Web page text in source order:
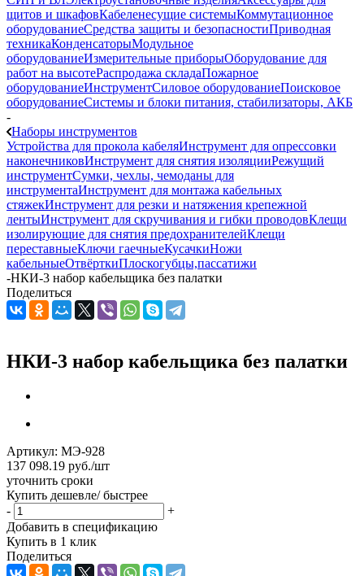
щитов и шкафовКабеленесущие системыКоммутационное
оборудованиеСредства защиты и безопасностиПриводная
техникаКонденсаторыМодульное
оборудованиеИзмерительные приборыОборудование для
работ на высотеРаспродажа складаПожарное
оборудованиеИнструментСиловое оборудованиеПоисковое
оборудованиеСистемы и блоки питания, стабилизаторы, АКБ
-
Наборы инструментов
Устройства для прокола кабеляИнструмент для опрессовки
наконечниковИнструмент для снятия изоляцииРежущий
инструментСумки, чехлы, чемоданы для
инструментаИнструмент для монтажа кабельных
стяжекИнструмент для резки и натяжения крепежной
лентыИнструмент для скручивания и гибки проводовКлещи
изолирующие для снятия предохранителейКлещи
переставныеКлючи гаечныеКусачкиНожи
кабельныеОтвёрткиПлоскогубцы,пассатижи
-НКИ-3 набор кабельщика без палатки
Поделиться
НКИ-3 набор кабельщика без палатки
Артикул: МЭ-928
137 098.19 руб./шт
уточнить сроки
Купить дешевле/ быстрее
-
+
Добавить в спецификацию
Купить в 1 клик
Поделиться